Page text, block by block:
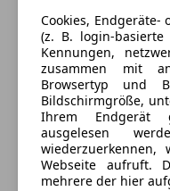
Cookies, Endgeräte-
(z. B. login-
Kennungen,
zusammen mit
Browsertyp und
Bildschirmgröße,
Ihrem Endgerät
ausgelesen
Webseite aufruft.
mehrere der hier